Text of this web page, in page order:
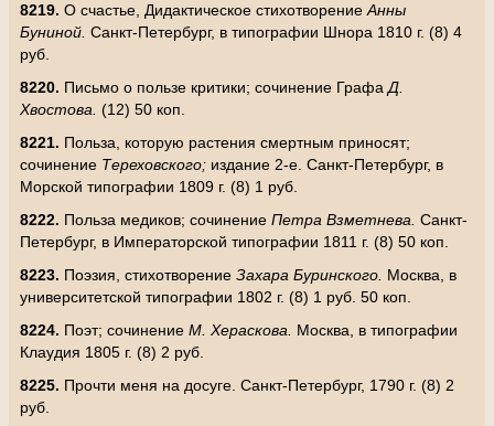
8219. О счастье, Дидактическое стихотворение Анны
Буниной. Санкт-Петербург, в типографии Шнора 1810 г. (8) 4
руб.
8220. Письмо о пользе критики; сочинение Графа Д.
Хвостова. (12) 50 коп.
8221. Польза, которую растения смертным приносят;
сочинение Тереховского; издание 2-е. Санкт-Петербург, в
Морской типографии 1809 г. (8) 1 руб.
8222. Польза медиков; сочинение Петра Взметнева. Санкт-
Петербург, в Императорской типографии 1811 г. (8) 50 коп.
8223. Поэзия, стихотворение Захара Буринского. Москва, в
университетской типографии 1802 г. (8) 1 руб. 50 коп.
8224. Поэт; сочинение М. Хераскова. Москва, в типографии
Клаудия 1805 г. (8) 2 руб.
8225. Прочти меня на досуге. Санкт-Петербург, 1790 г. (8) 2
руб.